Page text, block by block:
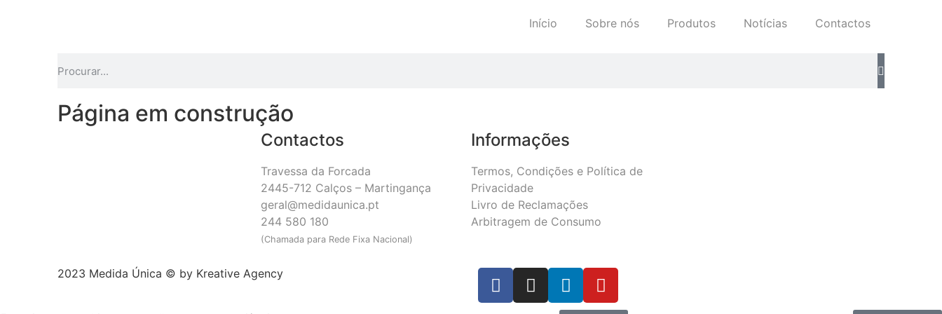
Início Sobre nós Produtos Notícias Contactos
Página em construção
Contactos
Travessa da Forcada
2445-712 Calços – Martingança
geral@medidaunica.pt
244 580 180
(Chamada para Rede Fixa Nacional)
Informações
Termos, Condições e Política de
Privacidade
Livro de Reclamações
Arbitragem de Consumo
2023 Medida Única © by Kreative Agency